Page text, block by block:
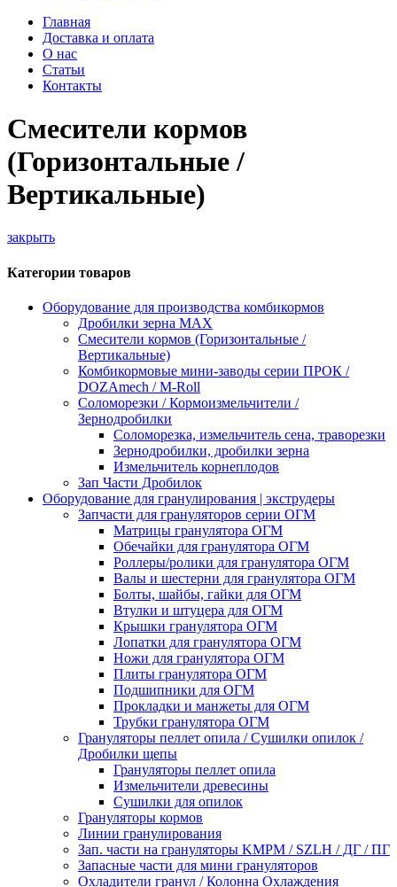
Главная
Доставка и оплата
О нас
Статьи
Контакты
Смесители кормов
(Горизонтальные /
Вертикальные)
закрыть
Категории товаров
Оборудование для производства комбикормов
Дробилки зерна МАХ
Смесители кормов (Горизонтальные /
Вертикальные)
Комбикормовые мини-заводы серии ПРОК /
DOZAmech / M-Roll
Соломорезки / Кормоизмельчители /
Зернодробилки
Соломорезка, измельчитель сена, траворезки
Зернодробилки, дробилки зерна
Измельчитель корнеплодов
Зап Части Дробилок
Оборудование для гранулирования | экструдеры
Запчасти для грануляторов серии ОГМ
Матрицы гранулятора ОГМ
Обечайки для гранулятора ОГМ
Роллеры/ролики для гранулятора ОГМ
Валы и шестерни для гранулятора ОГМ
Болты, шайбы, гайки для ОГМ
Втулки и штуцера для ОГМ
Крышки гранулятора ОГМ
Лопатки для гранулятора ОГМ
Ножи для гранулятора ОГМ
Плиты гранулятора ОГМ
Подшипники для ОГМ
Прокладки и манжеты для ОГМ
Трубки гранулятора ОГМ
Грануляторы пеллет опила / Сушилки опилок /
Дробилки щепы
Грануляторы пеллет опила
Измельчители древесины
Сушилки для опилок
Грануляторы кормов
Линии гранулирования
Зап. части на грануляторы KMPM / SZLH / ДГ / ПГ
Запасные части для мини грануляторов
Охладители гранул / Колонна Охлаждения